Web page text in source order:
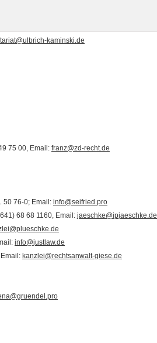
kaminski.de
75 00, Email: franz@zd-recht.de
50 76-0; Email: info@seifried.pro
68 68 1160, Email: jaeschke@ipjaeschke.de
info@justlaw.de
kanzlei@rechtsanwalt-giese.de